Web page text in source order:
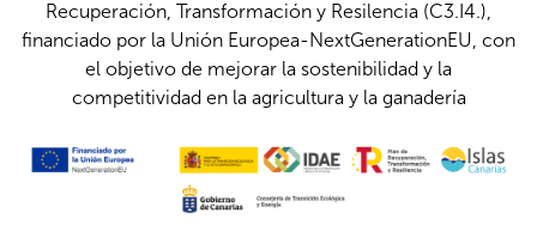
Recuperación, Transformación y Resilencia (C3.I4.),
financiado por la Unión Europea-NextGenerationEU, con
el objetivo de mejorar la sostenibilidad y la
competitividad en la agricultura y la ganadería